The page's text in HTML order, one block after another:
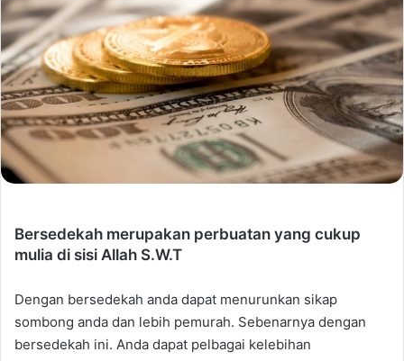
Bersedekah merupakan perbuatan yang cukup
mulia di sisi Allah S.W.T
Dengan bersedekah anda dapat menurunkan sikap
sombong anda dan lebih pemurah. Sebenarnya dengan
bersedekah ini. Anda dapat pelbagai kelebihan